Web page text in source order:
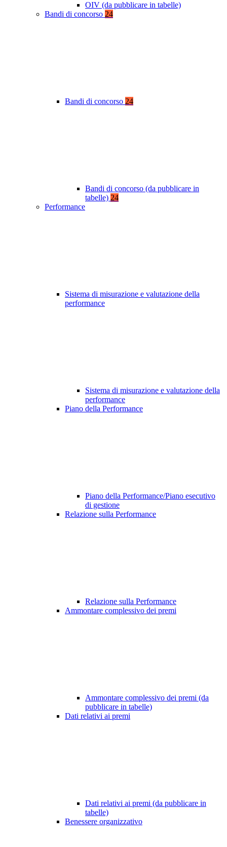
OIV (da pubblicare in tabelle)
Bandi di concorso 24
Bandi di concorso 24
Bandi di concorso (da pubblicare in
tabelle) 24
Performance
Sistema di misurazione e valutazione della
performance
Sistema di misurazione e valutazione della
performance
Piano della Performance
Piano della Performance/Piano esecutivo
di gestione
Relazione sulla Performance
Relazione sulla Performance
Ammontare complessivo dei premi
Ammontare complessivo dei premi (da
pubblicare in tabelle)
Dati relativi ai premi
Dati relativi ai premi (da pubblicare in
tabelle)
Benessere organizzativo